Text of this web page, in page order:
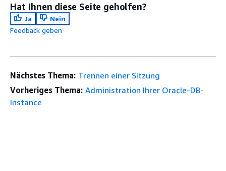
Hat Ihnen diese Seite geholfen?
Ja
Nein
Feedback geben
Nächstes Thema: Trennen einer Sitzung
Vorheriges Thema: Administration Ihrer Oracle-DB-
Instance